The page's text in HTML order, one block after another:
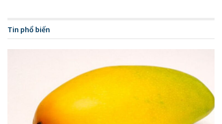
Tin phổ biến